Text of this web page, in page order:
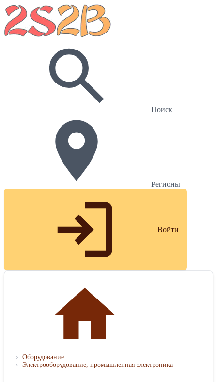
Поиск
Регионы
Войти
› Оборудование
› Электрооборудование, промышленная электроника